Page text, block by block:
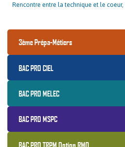
Rencontre entre la technique et le
3ème Prépa-Métiers
BAC PRO CIEL
BAC PRO MELEC
BAC PRO MSPC
BAC PRO TRPM Option RMO